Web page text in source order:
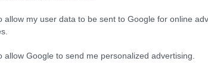
allow my user data to be sent to Google for online
allow Google to send me personalized advertising.
sta cercando una donna che condivida
aperta.
quindi è disposto a fare di